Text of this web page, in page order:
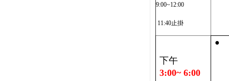
9:00~12:00
11:40止掛
下午
3:00~ 6:00
●